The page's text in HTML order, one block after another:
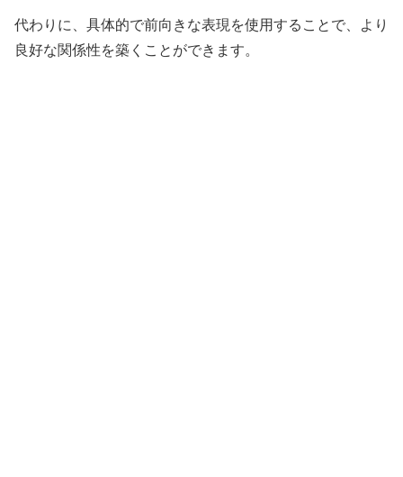
代わりに、具体的で前向きな表現を使用することで、より
良好な関係性を築くことができます。